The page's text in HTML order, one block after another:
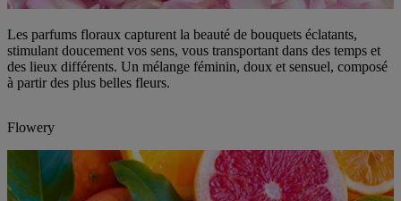
Les parfums floraux capturent la beauté de bouquets éclatants,
stimulant doucement vos sens, vous transportant dans des temps et
des lieux différents. Un mélange féminin, doux et sensuel, composé
à partir des plus belles fleurs.
Flowery